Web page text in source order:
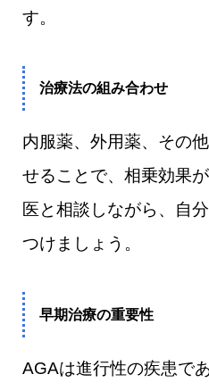
す。
治療法の組み合わせ
内服薬、外用薬、その
せることで、相乗効果
医と相談しながら、自
つけましょう。
早期治療の重要性
AGAは進行性の疾患で